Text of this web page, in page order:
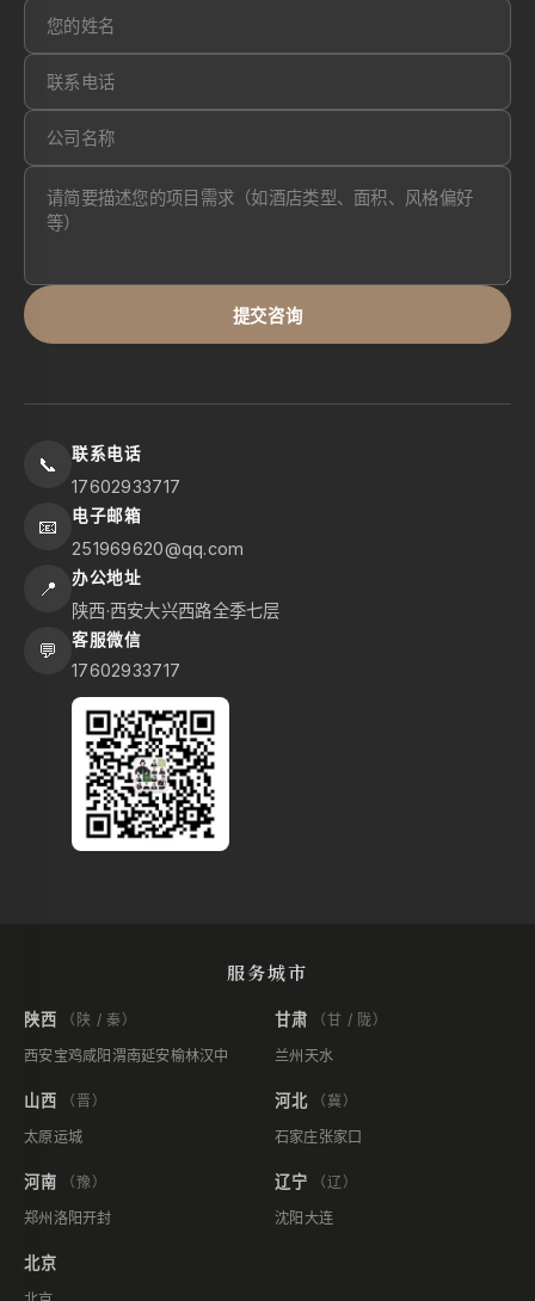
提交咨询
📞 联系电话
17602933717
📧 电子邮箱
251969620@qq.com
📍 办公地址
陕西·西安大兴西路全季七层
💬 客服微信
17602933717
服务城市
陕西
（陕 / 秦）
西安宝鸡咸阳 渭南延安榆林汉中
甘肃
（甘 / 陇）
兰州 天水
山西
（晋）
太原运城
河北
（冀）
石家庄张家口
河南
（豫）
郑州 洛阳开封
辽宁
（辽）
沈阳 大连
北京